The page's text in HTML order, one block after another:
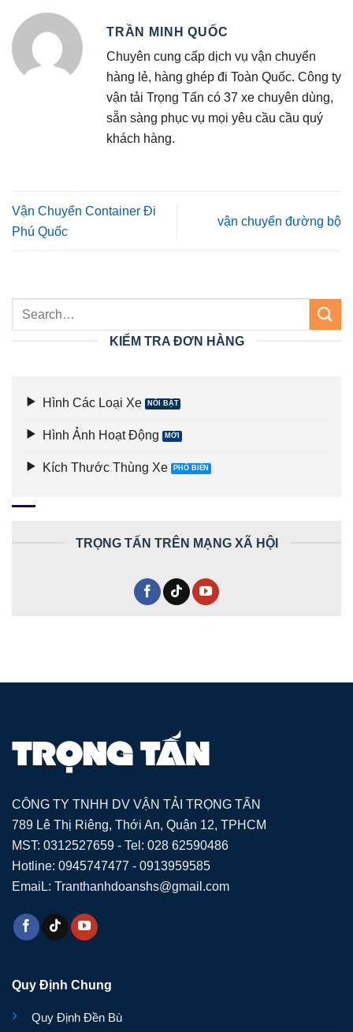
TRẦN MINH QUỐC
Chuyên cung cấp dịch vụ vận chuyển
hàng lẻ, hàng ghép đi Toàn Quốc. Công ty
vận tải Trọng Tấn có 37 xe chuyên dùng,
sẵn sàng phục vụ mọi yêu cầu cầu quý
khách hàng.
Vận Chuyển Container Đi
Phú Quốc
vận chuyển đường bộ
KIỂM TRA ĐƠN HÀNG
Hình Các Loại Xe
Hình Ảnh Hoạt Động
Kích Thước Thùng Xe
TRỌNG TẤN TRÊN MẠNG XÃ HỘI
CÔNG TY TNHH DV VẬN TẢI TRỌNG TẤN
789 Lê Thị Riêng, Thới An, Quận 12, TPHCM
MST: 0312527659 - Tel: 028 62590486
Hotline: 0945747477 - 0913959585
EmaiL: Tranthanhdoanshs@gmail.com
Quy Định Chung
Quy Định Đền Bù